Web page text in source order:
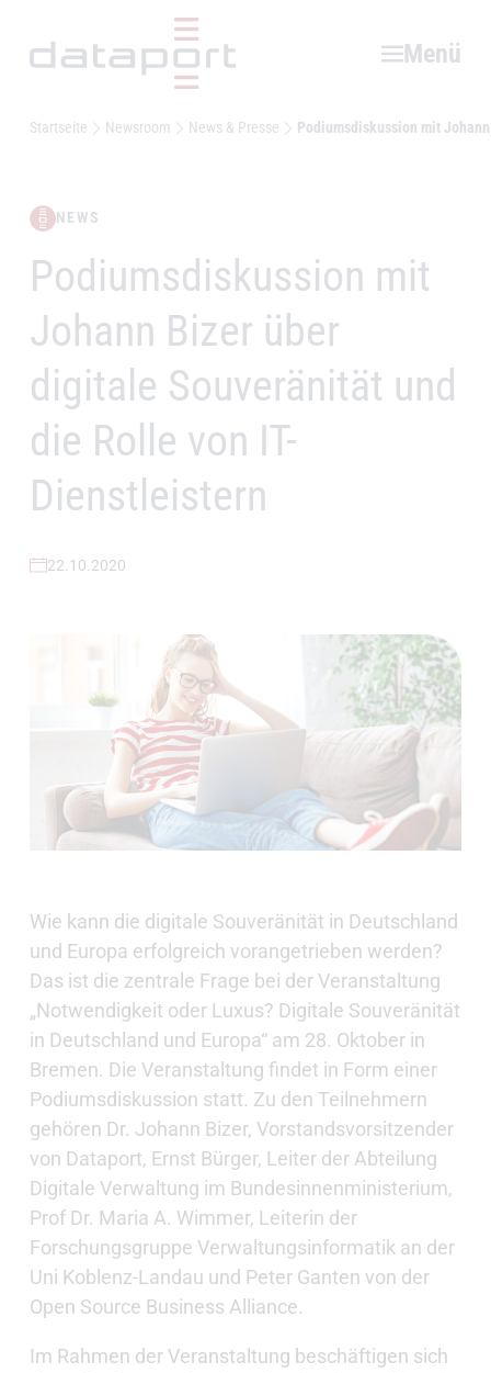
Menü
Startseite Newsroom News & Presse Podiumsdiskussion mit
NEWS
–
Podiumsdiskussion mit
Johann Bizer über
digitale Souveränität und
die Rolle von IT-
Dienstleistern
22.10.2020
Wie kann die digitale Souveränität in Deutschland
und Europa erfolgreich vorangetrieben werden?
Das ist die zentrale Frage bei der Veranstaltung
„Notwendigkeit oder Luxus? Digitale Souveränität
in Deutschland und Europa“ am 28. Oktober in
Bremen. Die Veranstaltung findet in Form einer
Podiumsdiskussion statt. Zu den Teilnehmern
gehören Dr. Johann Bizer, Vorstandsvorsitzender
von Dataport, Ernst Bürger, Leiter der Abteilung
Digitale Verwaltung im Bundesinnenministerium,
Prof Dr. Maria A. Wimmer, Leiterin der
Forschungsgruppe Verwaltungsinformatik an der
Uni Koblenz-Landau und Peter Ganten von der
Open Source Business Alliance.
Im Rahmen der Veranstaltung beschäftigen sich